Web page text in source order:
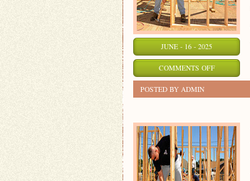
JUNE - 16 - 2025
COMMENTS OFFON
DLA
DWOJGA:
NAJLEPSZY
SPOSOB
POSTED BY ADMIN